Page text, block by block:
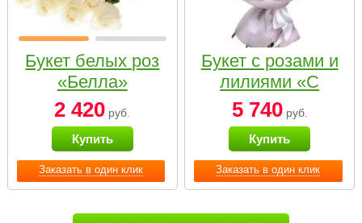
Заказать в один клик
Букет белых роз
«Белла»
2 420 руб.
Купить
Заказать в один клик
Букет с розами и
лилиями «С
наилучшими
пожеланиями»
5 740руб.
Купить